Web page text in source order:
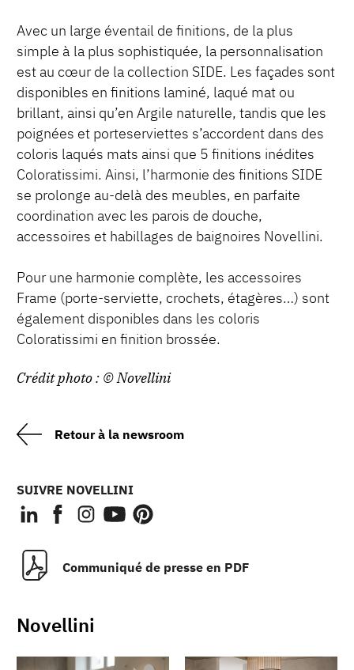
Avec un large éventail de finitions, de la plus
simple à la plus sophistiquée, la personnalisation
est au cœur de la collection SIDE. Les façades sont
disponibles en finitions laminé, laqué mat ou
brillant, ainsi qu’en Argile naturelle, tandis que les
poignées et porteserviettes s’accordent dans des
coloris laqués mats ainsi que 5 finitions inédites
Coloratissimi. Ainsi, l’harmonie des finitions SIDE
se prolonge au-delà des meubles, en parfaite
coordination avec les parois de douche,
accessoires et habillages de baignoires Novellini.
Pour une harmonie complète, les accessoires
Frame (porte-serviette, crochets, étagères…) sont
également disponibles dans les coloris
Coloratissimi en finition brossée.
Crédit photo : © Novellini
Retour à la newsroom
SUIVRE NOVELLINI
Communiqué de presse en PDF
Novellini